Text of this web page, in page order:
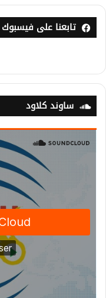
تابعنا على فيسبوك
ساوند كلاود